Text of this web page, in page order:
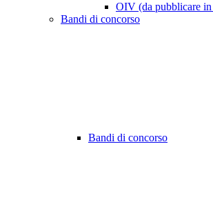
OIV (da pubblicare in
Bandi di concorso
Bandi di concorso